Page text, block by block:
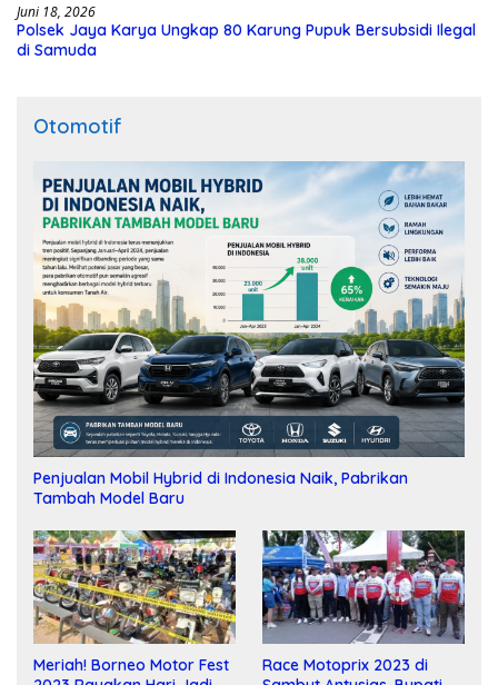
Juni 18, 2026
Polsek Jaya Karya Ungkap 80 Karung Pupuk Bersubsidi Ilegal
di Samuda
Otomotif
Penjualan Mobil Hybrid di Indonesia Naik, Pabrikan
Tambah Model Baru
Meriah! Borneo Motor Fest
Race Motoprix 2023 di